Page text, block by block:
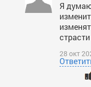
Я
28 окт